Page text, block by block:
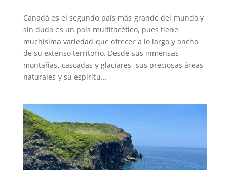
Canadá es el segundo país más grande del mundo y
sin duda es un país multifacético, pues tiene
muchísima variedad que ofrecer a lo largo y ancho
de su extenso territorio. Desde sus inmensas
montañas, cascadas y glaciares, sus preciosas áreas
naturales y su espíritu...